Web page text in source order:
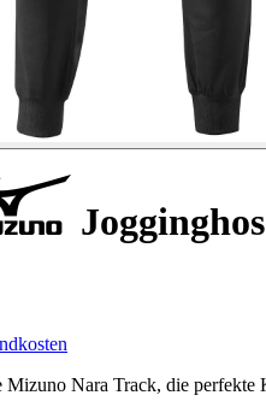
Mizuno Nara Track, die